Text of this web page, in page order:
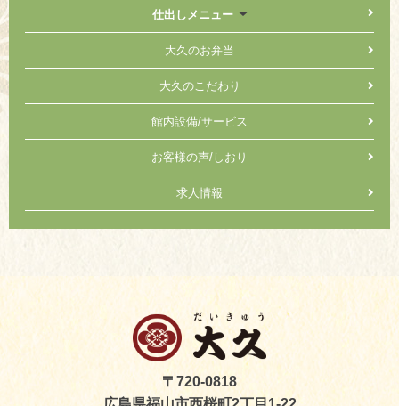
仕出しメニュー
大久のお弁当
大久のこだわり
館内設備/サービス
お客様の声/しおり
求人情報
〒720-0818